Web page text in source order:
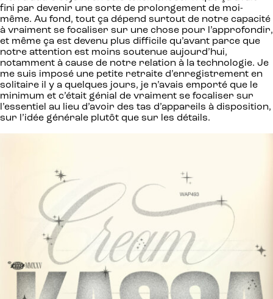
fini par devenir une sorte de prolongement de moi-
même. Au fond, tout ça dépend surtout de notre capacité
à vraiment se focaliser sur une chose pour l’approfondir,
et même ça est devenu plus difficile qu’avant parce que
notre attention est moins soutenue aujourd’hui,
notamment à cause de notre relation à la technologie. Je
me suis imposé une petite retraite d’enregistrement en
solitaire il y a quelques jours, je n’avais emporté que le
minimum et c’était génial de vraiment se focaliser sur
l’essentiel au lieu d’avoir des tas d’appareils à disposition,
sur l’idée générale plutôt que sur les détails.